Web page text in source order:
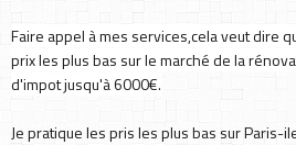
Faire appel à mes services,cela veut dire
prix les plus bas sur le marché de la
d'impot jusqu'à 6000€.
Je pratique les pris les plus bas sur Paris-